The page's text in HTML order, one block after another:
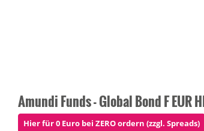
Amundi Funds - Global Bond F EUR
Hier für 0 Euro bei ZERO ordern (zzgl. Spreads)